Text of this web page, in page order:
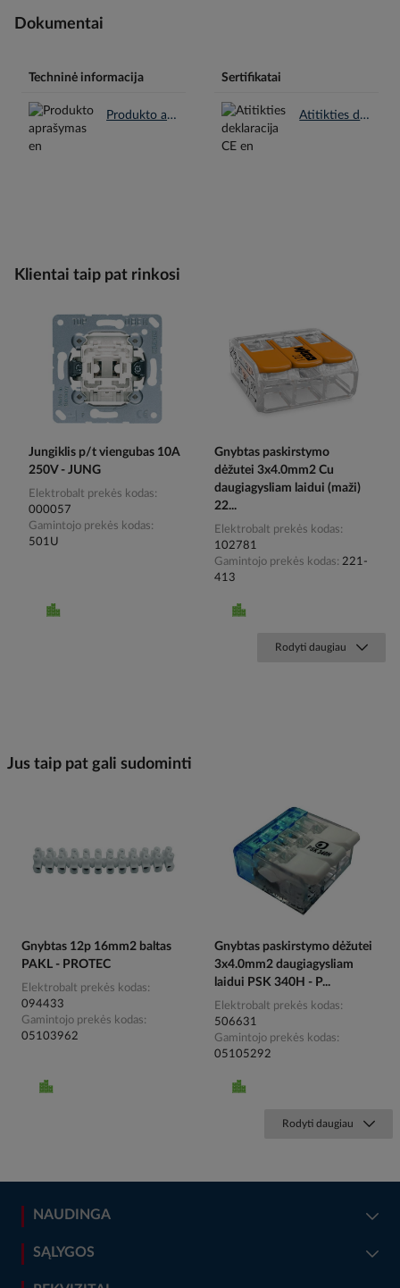
Dokumentai
Techninė informacija
Produkto aprašymas en.pdf
Sertifikatai
Atitikties deklaracija CE en.pdf
Klientai taip pat rinkosi
Jungiklis p/t viengubas 10A
250V - JUNG
Elektrobalt prekės kodas
000057
Gamintojo prekės kodas
501U
Gnybtas paskirstymo
dėžutei 3x4.0mm2 Cu
daugiagysliam laidui (maži)
22...
Elektrobalt prekės kodas
102781
Gamintojo prekės kodas 221-
413
Rodyti daugiau
Jus taip pat gali sudominti
Gnybtas 12p 16mm2 baltas
PAKL - PROTEC
Elektrobalt prekės kodas
094433
Gamintojo prekės kodas
05103962
Gnybtas paskirstymo dėžutei
3x4.0mm2 daugiagysliam
laidui PSK 340H - P...
Elektrobalt prekės kodas
506631
Gamintojo prekės kodas
05105292
Rodyti daugiau
NAUDINGA
SĄLYGOS